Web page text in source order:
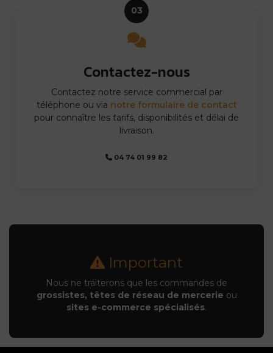
03
Contactez-nous
Contactez notre service commercial par
téléphone ou via notre formulaire de contact
pour connaître les tarifs, disponibilités et délai de
livraison.
04 74 01 99 82
Important
Nous ne traiterons que les commandes de
grossistes, têtes de réseau de mercerie ou
sites e-commerce spécialisés.